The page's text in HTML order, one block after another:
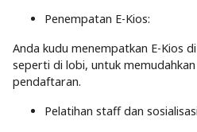
Penempatan E-Kios:
Anda kudu menempatkan E-Kios
seperti di lobi, untuk
pendaftaran.
Pelatihan staff dan